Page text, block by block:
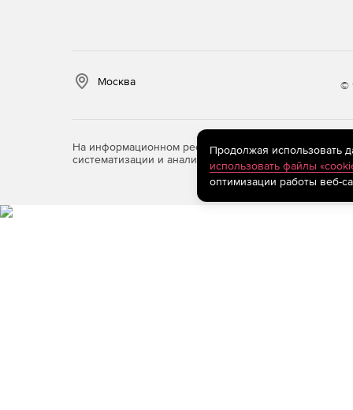
Москва ©
На информационном ресурсе store.softline.ru
систематизации и анализа сведений, относящихся
Продолжая использовать
использовать файлы
оптимизации работы веб-